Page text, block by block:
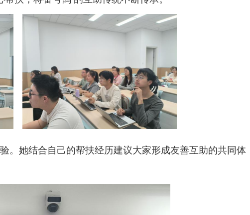
。她结合自己的帮扶经历建议大家形成友善互助的共同体